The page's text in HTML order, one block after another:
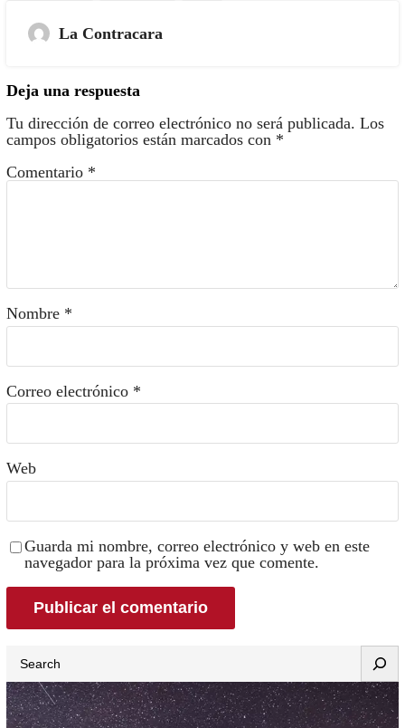
La Contracara
Deja una respuesta
Tu dirección de correo electrónico no será publicada. Los
campos obligatorios están marcados con *
Comentario *
Nombre *
Correo electrónico *
Web
Guarda mi nombre, correo electrónico y web en este
navegador para la próxima vez que comente.